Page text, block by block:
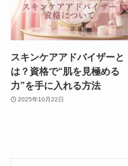
スキンケアアドバイザーと
は？資格で“肌を見極める
力”を手に入れる方法
2025年10月22日